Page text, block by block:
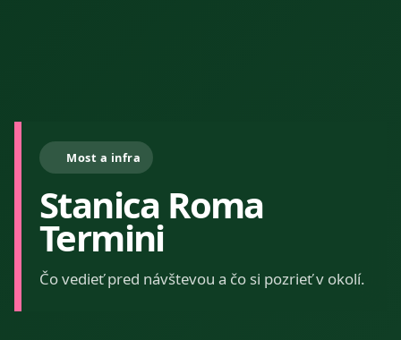
Most a infra
Stanica Roma
Termini
Čo vedieť pred návštevou a čo si pozrieť v okolí.